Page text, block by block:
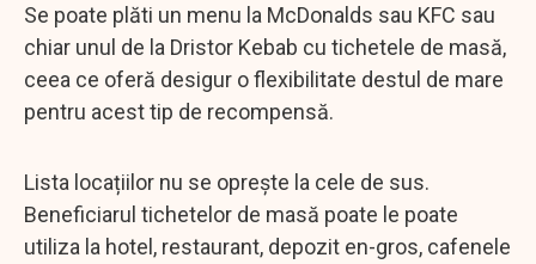
Se poate plăti un menu la McDonalds sau KFC sau
chiar unul de la Dristor Kebab cu tichetele de masă,
ceea ce oferă desigur o flexibilitate destul de mare
pentru acest tip de recompensă.
Lista locațiilor nu se oprește la cele de sus.
Beneficiarul tichetelor de masă poate le poate
utiliza la hotel, restaurant, depozit en-gros, cafenele